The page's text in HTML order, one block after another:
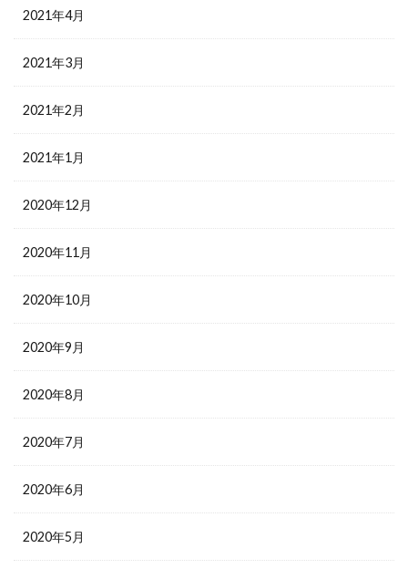
2021年4月
2021年3月
2021年2月
2021年1月
2020年12月
2020年11月
2020年10月
2020年9月
2020年8月
2020年7月
2020年6月
2020年5月